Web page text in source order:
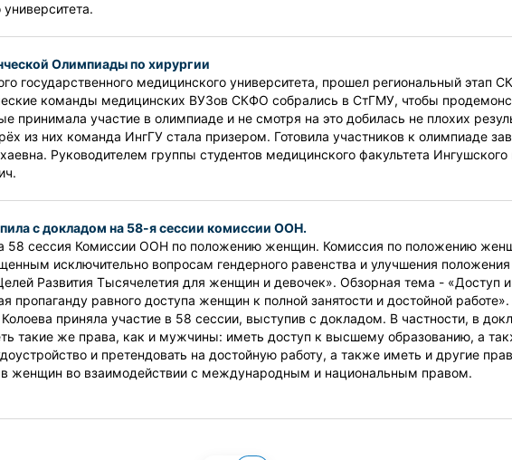
университета.
Олимпиады по хирургии
государственного медицинского университета, прошел региональный этап
команды медицинских ВУЗов СКФО собрались в СтГМУ, чтобы
принимала участие в олимпиаде и не смотря на это добилась не плохих
из них команда ИнгГУ стала призером. Готовила участников к олимпиаде
Руководителем группы студентов медицинского факультета Ингушского
с докладом на 58-я сессии комиссии ООН.
58 сессия Комиссии ООН по положению женщин. Комиссия по положению
исключительно вопросам гендерного равенства и улучшения
Развития Тысячелетия для женщин и девочек». Обзорная тема - «Доступ
пропаганду равного доступа женщин к полной занятости и достойной работе».
приняла участие в 58 сессии, выступив с докладом. В частности, в
такие же права, как и мужчины: иметь доступ к высшему образованию, а
и претендовать на достойную работу, а также иметь и другие
женщин во взаимодействии с международным и национальным правом.